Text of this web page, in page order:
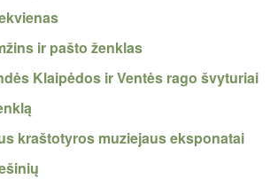
ir pašto ženklas
Klaipėdos ir Ventės rago švyturiai
kraštotyros muziejaus eksponatai